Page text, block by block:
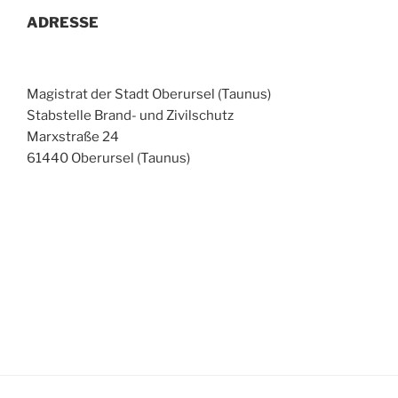
ADRESSE
Magistrat der Stadt Oberursel (Taunus)
Stabstelle Brand- und Zivilschutz
Marxstraße 24
61440 Oberursel (Taunus)